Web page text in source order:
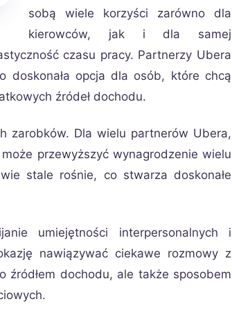
sobą wiele korzyści zarówno dla
kierowców, jak i dla samej
czasu pracy. Partnerzy Ubera
doskonała opcja dla osób, które chcą
źródeł dochodu.
zarobków. Dla wielu partnerów Ubera,
przewyższyć wynagrodzenie wielu
stale rośnie, co stwarza doskonałe
umiejętności interpersonalnych i
nawiązywać ciekawe rozmowy z
dochodu, ale także sposobem